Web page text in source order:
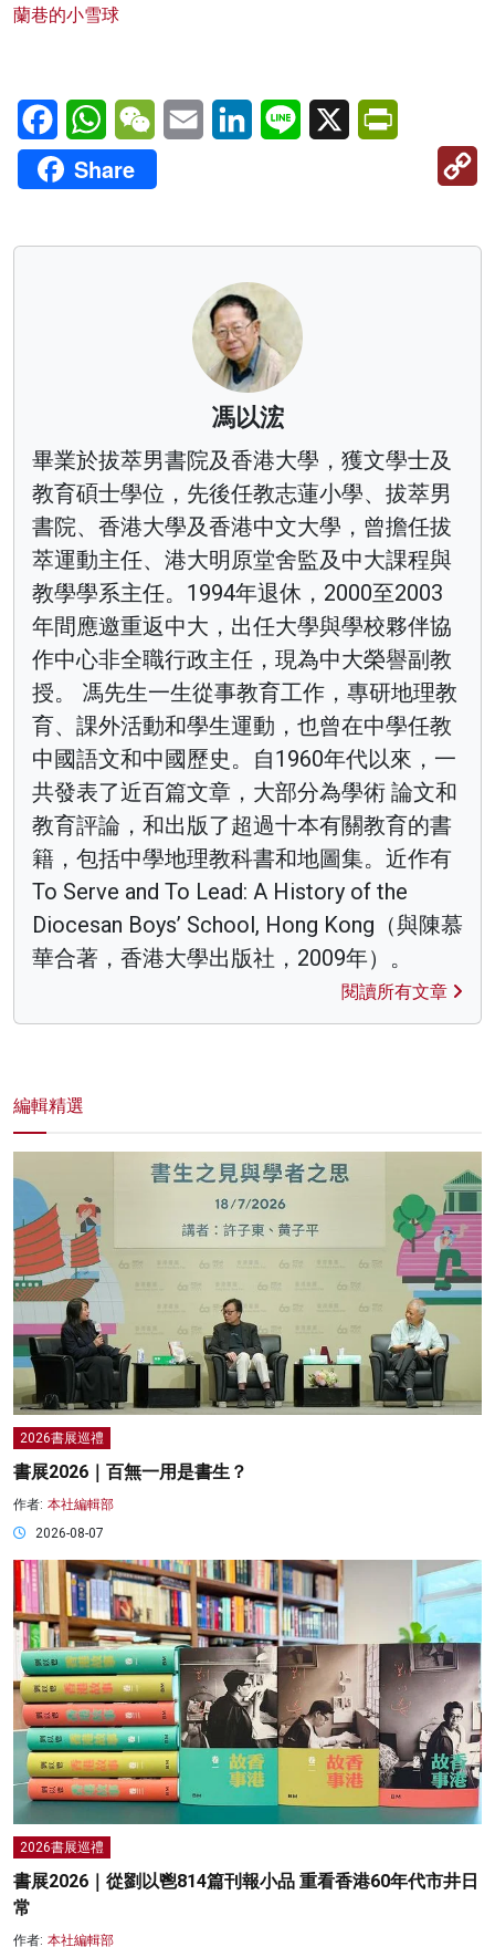
蘭巷的小雪球
FacebookWhatsAppWeChatEmail LinkedInLine X
Share
馮以浤
畢業於拔萃男書院及香港大學，獲文學士及
教育碩士學位，先後任教志蓮小學、拔萃男
書院、香港大學及香港中文大學，曾擔任拔
萃運動主任、港大明原堂舍監及中大課程與
教學學系主任。1994年退休，2000至2003
年間應邀重返中大，出任大學與學校夥伴協
作中心非全職行政主任，現為中大榮譽副教
授。 馮先生一生從事教育工作，專研地理教
育、課外活動和學生運動，也曾在中學任教
中國語文和中國歷史。自1960年代以來，一
共發表了近百篇文章，大部分為學術 論文和
教育評論，和出版了超過十本有關教育的書
籍，包括中學地理教科書和地圖集。近作有
To Serve and To Lead: A History of the
Diocesan Boys’ School, Hong Kong（與陳慕
華合著，香港大學出版社，2009年）。
閱讀所有文章
編輯精選
2026書展巡禮
書展2026｜百無一用是書生？
作者: 本社編輯部
2026-08-07
2026書展巡禮
書展2026｜從劉以鬯814篇刊報小品 重看香港60年代市井日
常
作者: 本社編輯部